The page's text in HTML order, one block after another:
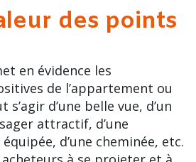
des points
en évidence les
de l’appartement ou
d’une belle vue, d’un
attractif, d’une
d’une cheminée, etc.